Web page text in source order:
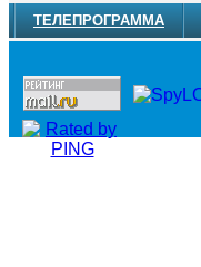
ТЕЛЕПРОГРАММА